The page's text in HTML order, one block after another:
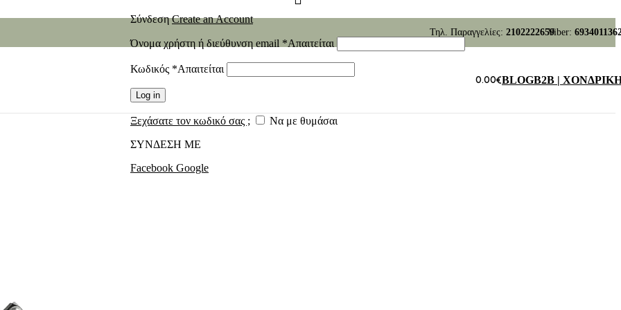
Τηλ. Παραγγελίες: 2102222659Viber:
ΣύνδεσηCreate an Account
Όνομα χρήστη ή διεύθυνση email *Απαιτείται
Κωδικός *Απαιτείται
Log in
Ξεχάσατε τον κωδικό σας ;
Να με θυμάσαι
ΣΥΝΔΕΣΗ ΜΕ
Facebook Google
0.00€BLOGB2B |